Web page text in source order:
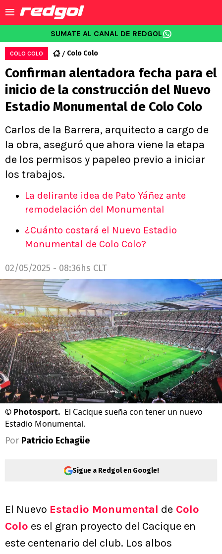
SUMATE AL CANAL DE REDGOL
COLO COLO Colo Colo
Confirman alentadora fecha para el
inicio de la construcción del Nuevo
Estadio Monumental de Colo Colo
Carlos de la Barrera, arquitecto a cargo de
la obra, aseguró que ahora viene la etapa
de los permisos y papeleo previo a iniciar
los trabajos.
La delirante idea de Pato Yáñez ante
remodelación del Monumental
¿Cuánto costará el Nuevo Estadio
Monumental de Colo Colo?
02/05/2025 - 08:36hs CLT
© Photosport. El Cacique sueña con tener un nuevo
Estadio Monumental.
Por Patricio Echagüe
Sigue a Redgol en Google!
El Nuevo Estadio Monumental de Colo
Colo es el gran proyecto del Cacique en
este centenario del club. Los albos